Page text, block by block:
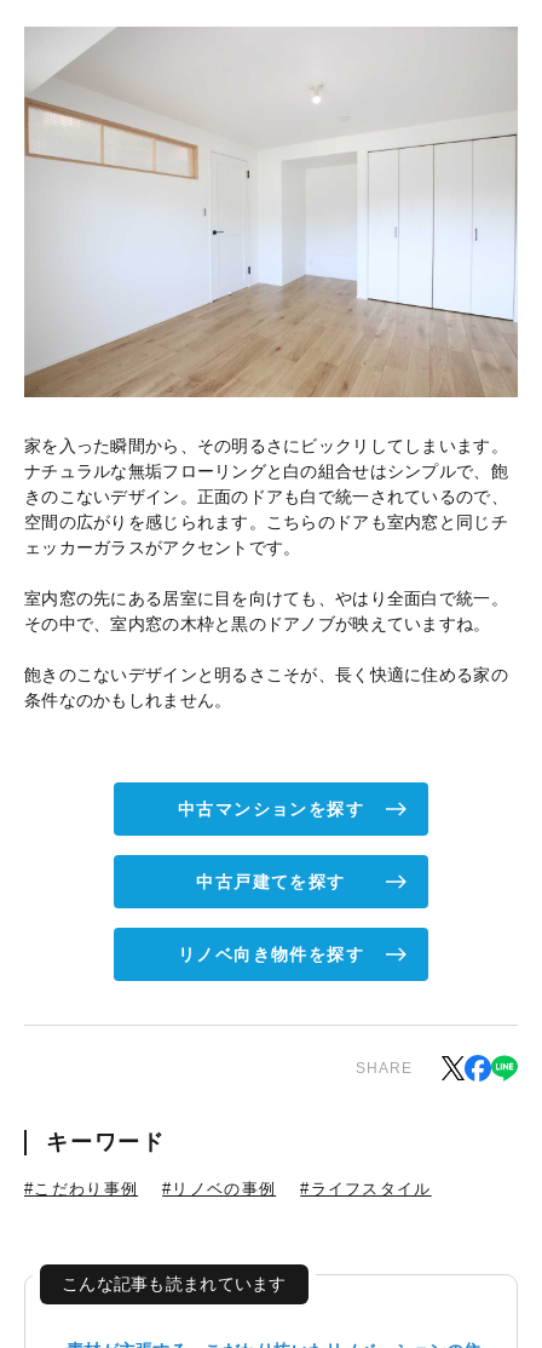
家を入った瞬間から、その明るさにビックリしてしまいます。
ナチュラルな無垢フローリングと白の組合せはシンプルで、飽
きのこないデザイン。正面のドアも白で統一されているので、
空間の広がりを感じられます。こちらのドアも室内窓と同じチ
ェッカーガラスがアクセントです。
室内窓の先にある居室に目を向けても、やはり全面白で統一。
その中で、室内窓の木枠と黒のドアノブが映えていますね。
飽きのこないデザインと明るさこそが、長く快適に住める家の
条件なのかもしれません。
中古マンションを探す
中古戸建てを探す
リノベ向き物件を探す
SHARE
キーワード
#こだわり事例 #リノベの事例 #ライフスタイル
こんな記事も読まれています